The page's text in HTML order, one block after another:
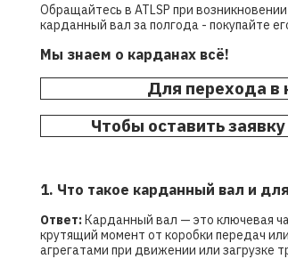
Обращайтесь в ATLSP при
карданный вал за полгода - покупайте
Мы знаем о карданах всё!
Для перехода в
Чтобы оставить
1. Что такое карданный вал и
Ответ:Карданный вал — это ключевая
крутящий момент от коробки передач
агрегатами при движении или загрузке